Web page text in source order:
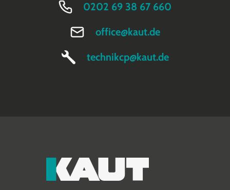
0202 69 38 67 660
office@kaut.de
technikcp@kaut.de